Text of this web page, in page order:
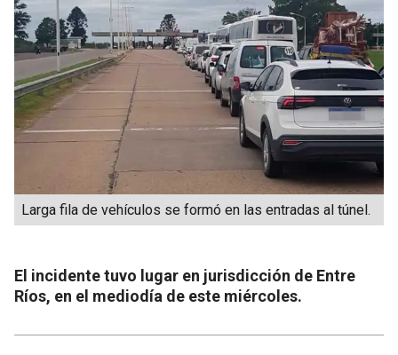
Larga fila de vehículos se formó en las entradas al túnel.
El incidente tuvo lugar en jurisdicción de Entre
Ríos, en el mediodía de este miércoles.